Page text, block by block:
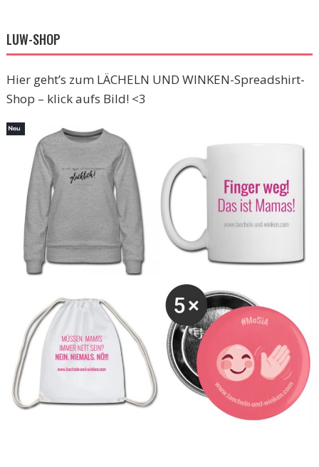
LUW-SHOP
Hier geht’s zum LÄCHELN UND WINKEN-Spreadshirt-
Shop – klick aufs Bild! <3